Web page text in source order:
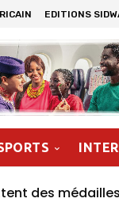
EDITIONS
des médailles